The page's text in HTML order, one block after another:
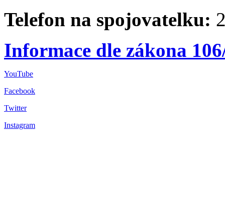
Telefon na spojovatelku:
Informace dle zákona
YouTube
Facebook
Twitter
Instagram